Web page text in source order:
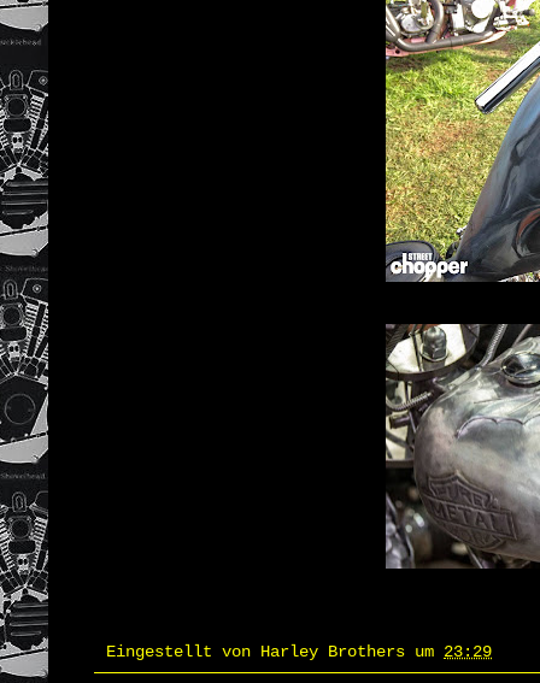
Eingestellt von Harley Brothers um 23:29